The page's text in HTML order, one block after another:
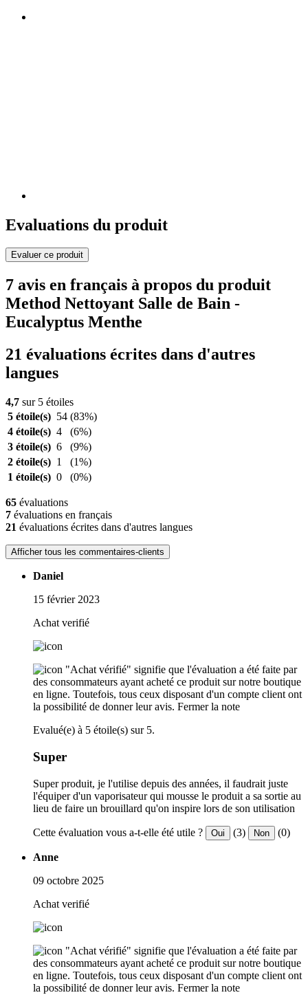
Evaluations du produit
Evaluer ce produit
7 avis en français à propos du produit
Method Nettoyant Salle de Bain -
Eucalyptus Menthe
21 évaluations écrites dans d'autres
langues
4,7 sur 5 étoiles
5 étoile(s) 54 (83%)
4 étoile(s) 4
(6%)
3 étoile(s) 6
(9%)
2 étoile(s) 1
(1%)
1 étoile(s) 0 (0%)
65 évaluations
7 évaluations en français
21 évaluations écrites dans d'autres langues
Afficher tous les commentaires-clients
Daniel
15 février 2023
Achat verifié
"Achat vérifié" signifie que l'évaluation a été faite par
des consommateurs ayant acheté ce produit sur notre boutique
en ligne. Toutefois, tous ceux disposant d'un compte client ont
la possibilité de donner leur avis. Fermer la note
Evalué(e) à 5 étoile(s) sur 5.
Super
Super produit, je l'utilise depuis des années, il faudrait juste
l'équiper d'un vaporisateur qui mousse le produit a sa sortie au
lieu de faire un brouillard qu'on inspire lors de son utilisation
Cette évaluation vous a-t-elle été utile ? Oui (3) Non (0)
Anne
09 octobre 2025
Achat verifié
"Achat vérifié" signifie que l'évaluation a été faite par
des consommateurs ayant acheté ce produit sur notre boutique
en ligne. Toutefois, tous ceux disposant d'un compte client ont
la possibilité de donner leur avis. Fermer la note